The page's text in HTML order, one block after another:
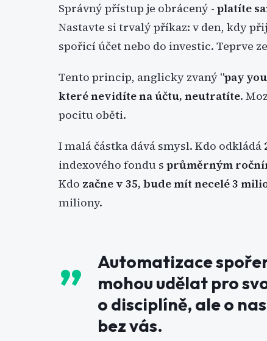
Správný přístup je obrácený - platíte
Nastavte si trvalý příkaz: v den, kdy
spořicí účet nebo do investic. Teprve
Tento princip, anglicky zvaný "pay
které nevidíte na účtu, neutratíte.
pocitu oběti.
I malá částka dává smysl. Kdo odkládá
indexového fondu s průměrným
Kdo začne v 35, bude mít necelé 3
miliony.
Automatizace
mohou udělat pro
o disciplíně, ale o
bez vás.